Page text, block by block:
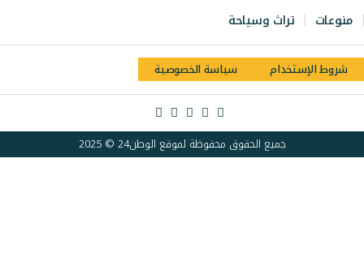
منوعات
تراث وسياحة
شروط الإستخدام سياسة الخصوصية
جميع الحقوق محفوظة لموقع الوطن24 © 2025